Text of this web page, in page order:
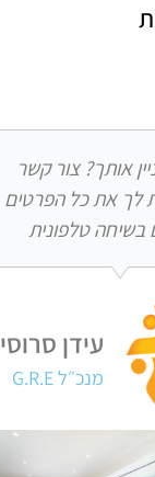
אותך? צור קשר
לך את כל הפרטים
בשיחה טלפונית
עידן סרוסי
מנכ״ל G.R.E